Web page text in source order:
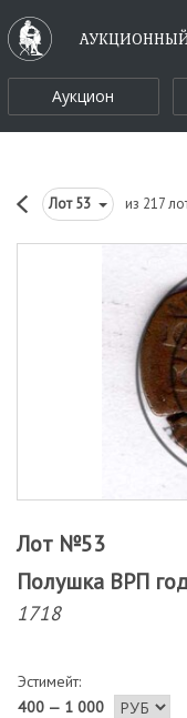
Аукцион
Лот53 из 217
Лот №53
Полушка ВРП
1718
Эстимейт:
400 — 1 000